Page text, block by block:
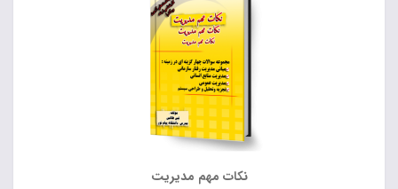
نکات مهم مدیریت